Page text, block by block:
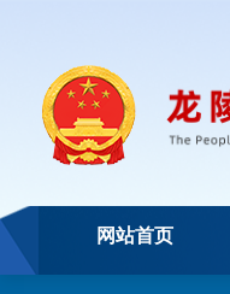
网站首页